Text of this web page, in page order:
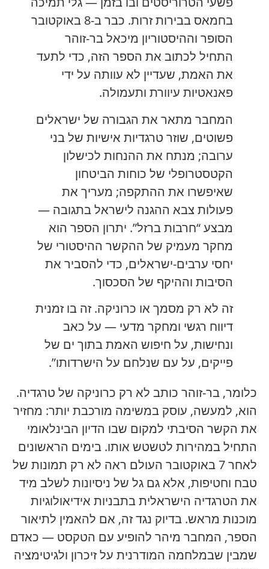
בחמאס בבירות זרות. כבר ב-8 באוקטובר
הסופר וההיסטוריון מיכאל בר-זוהר
התחיל לכתוב את הספר הזה, כדי לתעד
את האמת, שעדיין לא עוותה על ידי
פאנאטיות עיוורת ותעמולה.
המחבר מתאר את הגבורה של ישראלים
פשוטים, שוזר טרגדיות אישיות של בני
ערובה; מנתח את ההנחות לכישלון
הקטסטרופלי של כוחות הביטחון
שאיפשרו את ההתקפה; מעריך את
פעולות צבא ההגנה לישראל בתגובה —
מבצע “חרבות ברזל”. יתרון הספר הוא
מחקר מעמיק של ההקשר ההיסטורי של
יחסי ערבים-ישראלים, כדי להסביר את
הסיבות וההיקף של הסכסוך.
זה לא רק מסמך או כרוניקה. זה בו זמנית
דיווח רגשי ומחקר מדעי — על כאב
ונחישות, על חיפוש האמת בתוך ים של
פייקים, על עם שנלחם על הישרדותו”.
כלומר, בר-זוהר כותב לא רק כרוניקה של טרגדיה.
הוא, למעשה, עוסק במשימה מורכבת יותר: מחזיר
את הקשר הסיבתי למקום שבו הדיון הבינלאומי
התחיל במהירות לטשטש אותו. בימים הראשונים
לאחר 7 באוקטובר העולם ראה לא רק תמונות של
טבח וחטיפות, אלא גם גל של ניסיונות לשלב מיד
את הטרגדיה הישראלית בתבניות אידיאולוגיות
מוכנות מראש. בדיוק נגד זה, אם להאמין לתיאור
הספר, המחבר מיהר להופיע עם הטקסט — כאדם
שמבין שבמלחמה המודרנית על זיכרון ולגיטימציה